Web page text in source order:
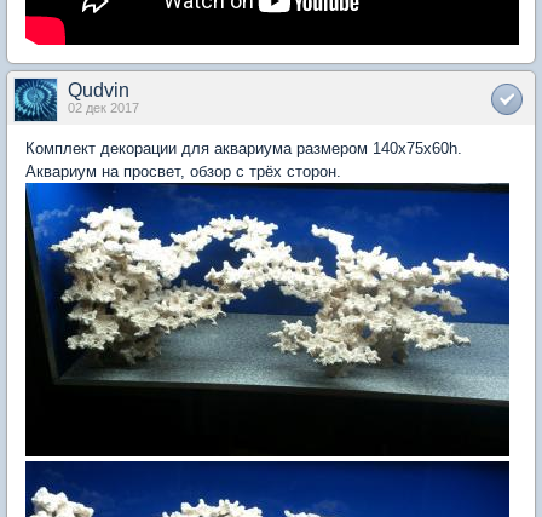
Qudvin
02 дек 2017
Комплект декорации для аквариума размером 140х75х60h.
Аквариум на просвет, обзор с трёх сторон.